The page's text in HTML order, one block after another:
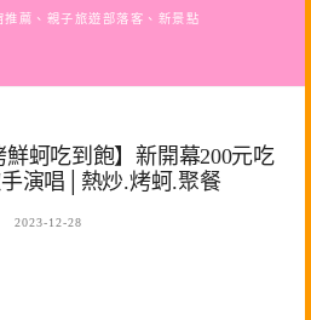
推薦、親子旅遊部落客、新景點
蚵吃到飽】新開幕200元吃
演唱│熱炒.烤蚵.聚餐
2023-12-28